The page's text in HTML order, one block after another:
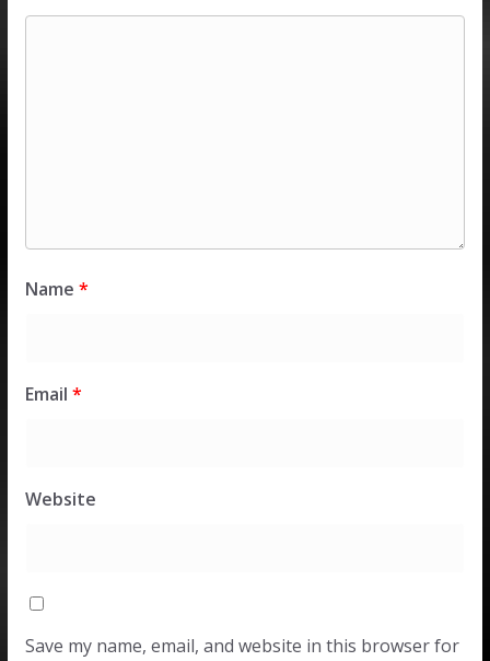
Name *
Email *
Website
Save my name, email, and website in this browser for